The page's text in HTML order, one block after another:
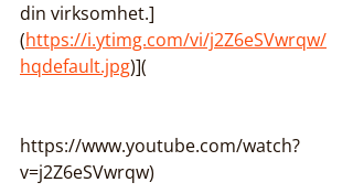
din virksomhet.]
(https://i.ytimg.com/vi/j2Z6eSVwrqw/
hqdefault.jpg)](
https://www.youtube.com/watch?
v=j2Z6eSVwrqw)